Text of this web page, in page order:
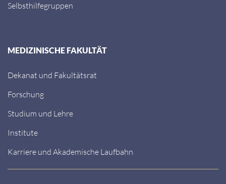
Selbsthilfegruppen
MEDIZINISCHE FAKULTÄT
Dekanat und Fakultätsrat
Forschung
Studium und Lehre
Institute
Karriere und Akademische Laufbahn